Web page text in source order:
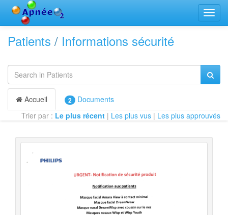
la
Patients / Informations sécurité
Accueil 2
Documents
Trier par : Le plus récent | Les plus vus | Les plus approuvés